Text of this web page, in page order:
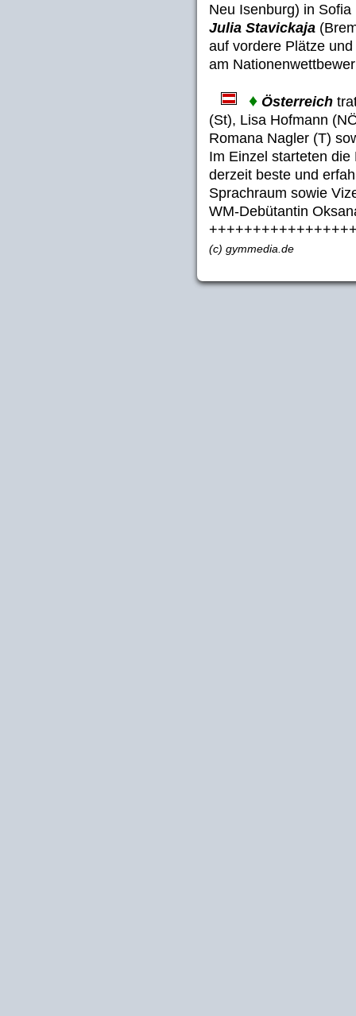
Neu Isenburg) in
Julia Stavickaja
auf vordere Plätze
am
♦ Österreich
(St), Lisa Hofmann
Romana Nagler (T)
Im Einzel starteten
derzeit beste und
Sprachraum sowie
WM-Debütantin
(c) gymmedia.de